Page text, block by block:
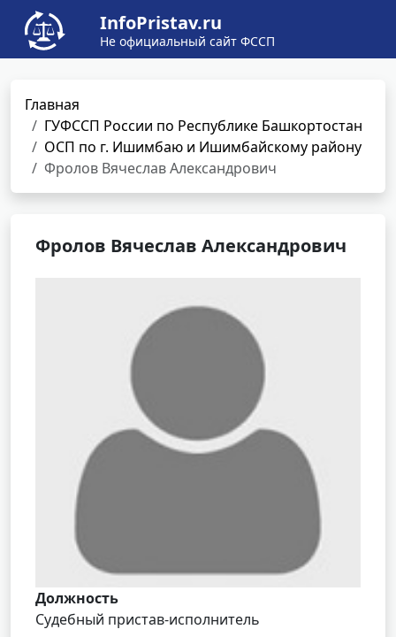
InfoPristav.ru
Не официальный сайт ФССП
Главная
ГУФССП России по Республике Башкортостан
ОСП по г. Ишимбаю и Ишимбайскому району
Фролов Вячеслав Александрович
Фролов Вячеслав Александрович
Должность
Судебный пристав-исполнитель